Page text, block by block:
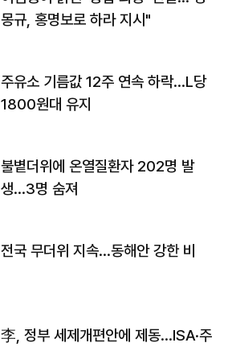
몽규, 홍명보로 하라 지시"
주유소 기름값 12주 연속 하락…L당
1800원대 유지
불볕더위에 온열질환자 202명 발
생…3명 숨져
전국 무더위 지속…동해안 강한 비
李, 정부 세제개편안에 제동…ISA·주